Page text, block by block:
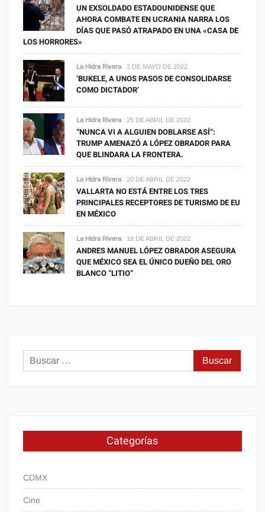
UN EXSOLDADO ESTADOUNIDENSE QUE
AHORA COMBATE EN UCRANIA NARRA LOS
DÍAS QUE PASÓ ATRAPADO EN UNA «CASA DE
LOS HORRORES»
La Hidra Rivera 2 DE MAYO DE 2022
‘BUKELE, A UNOS PASOS DE CONSOLIDARSE
COMO DICTADOR’
La Hidra Rivera 25 DE ABRIL DE 2022
“NUNCA VI A ALGUIEN DOBLARSE ASÍ”:
TRUMP AMENAZÓ A LÓPEZ OBRADOR PARA
QUE BLINDARA LA FRONTERA.
La Hidra Rivera 20 DE ABRIL DE 2022
VALLARTA NO ESTÁ ENTRE LOS TRES
PRINCIPALES RECEPTORES DE TURISMO DE EU
EN MÉXICO
La Hidra Rivera 18 DE ABRIL DE 2022
ANDRES MANUEL LÓPEZ OBRADOR ASEGURA
QUE MÉXICO SEA EL ÚNICO DUEÑO DEL ORO
BLANCO “LITIO”
Buscar:
Categorías
CDMX
Cine